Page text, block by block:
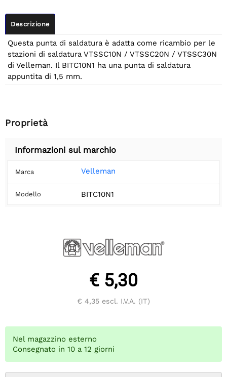
Descrizione
Questa punta di saldatura è adatta come ricambio per le
stazioni di saldatura VTSSC10N / VTSSC20N / VTSSC30N
di Velleman. Il BITC10N1 ha una punta di saldatura
appuntita di 1,5 mm.
Proprietà
Informazioni sul marchio
Marca Velleman
Modello BITC10N1
€ 5,30
€ 4,35 escl. I.V.A. (IT)
Nel magazzino esterno
Consegnato in 10 a 12 giorni